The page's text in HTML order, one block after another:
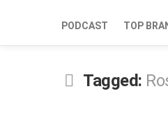
PODCAST TOP
Tagged: